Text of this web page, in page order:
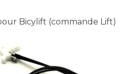
Bicylift (commande Lift)